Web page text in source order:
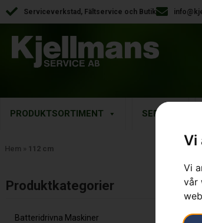
Vi
Vi
vår
Serviceverkstad, Fältservice och Butik
PRODUKTSORTIMENT SERVICE
Hem » 112 cm
Produktkategorier​
Batteridrivna Maskiner